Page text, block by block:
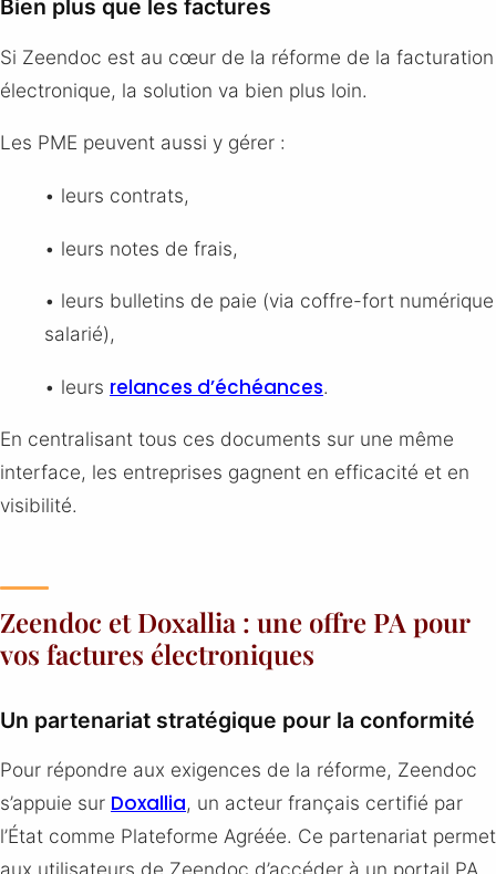
Bien plus que les factures
Si Zeendoc est au cœur de la réforme de la facturation
électronique, la solution va bien plus loin.
Les PME peuvent aussi y gérer :
• leurs contrats,
• leurs notes de frais,
• leurs bulletins de paie (via coffre-fort numérique
salarié),
• leurs relances d’échéances.
En centralisant tous ces documents sur une même
interface, les entreprises gagnent en efficacité et en
visibilité.
Zeendoc et Doxallia : une offre PA pour
vos factures électroniques
Un partenariat stratégique pour la conformité
Pour répondre aux exigences de la réforme, Zeendoc
s’appuie sur Doxallia, un acteur français certifié par
l’État comme Plateforme Agréée. Ce partenariat permet
aux utilisateurs de Zeendoc d’accéder à un portail PA